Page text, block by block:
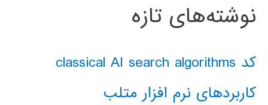
نوشته‌های تازه
کد classical AI search algorithms
کاربردهای نرم افزار متلب